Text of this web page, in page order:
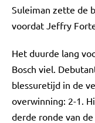
Suleiman zette de
voordat Jeffry
Het duurde lang
Bosch viel.
blessuretijd in de
overwinning: 2-1.
derde ronde van